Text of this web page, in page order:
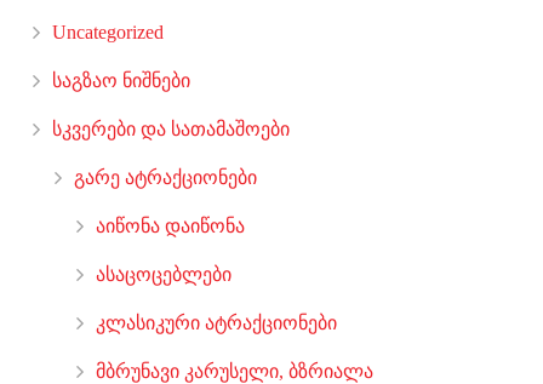
Uncategorized
საგზაო ნიშნები
სკვერები და სათამაშოები
გარე ატრაქციონები
აიწონა დაიწონა
ასაცოცებლები
კლასიკური ატრაქციონები
მბრუნავი კარუსელი, ბზრიალა